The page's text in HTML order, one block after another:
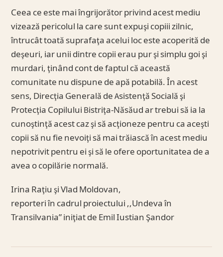
Ceea ce este mai îngrijorător privind acest mediu
vizează pericolul la care sunt expuşi copiii zilnic,
întrucât toată suprafaţa acelui loc este acoperită de
deşeuri, iar unii dintre copii erau pur şi simplu goi şi
murdari, ţinând cont de faptul că această
comunitate nu dispune de apă potabilă. În acest
sens, Direcţia Generală de Asistenţă Socială şi
Protecţia Copilului Bistriţa-Năsăud ar trebui să ia la
cunoştinţă acest caz şi să acţioneze pentru ca aceşti
copii să nu fie nevoiţi să mai trăiască în acest mediu
nepotrivit pentru ei şi să le ofere oportunitatea de a
avea o copilărie normală.
Irina Raţiu şi Vlad Moldovan,
reporteri în cadrul proiectului ,,Undeva în
Transilvania” iniţiat de Emil Iustian Şandor